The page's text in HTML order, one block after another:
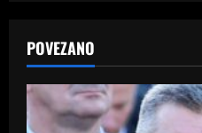
v
i
g
POVEZANO